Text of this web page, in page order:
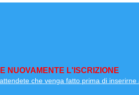
NUOVAMENTE L'ISCRIZIONE
attendete che venga fatto prima di inserirne